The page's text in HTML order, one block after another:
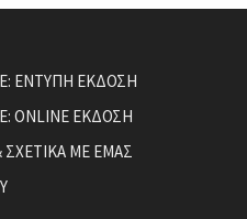
ΕΝΤΥΠΗ ΕΚΔΟΣΗ
ONLINE ΕΚΔΟΣΗ
ΣΧΕΤΙΚΑ ΜΕ ΕΜΑΣ